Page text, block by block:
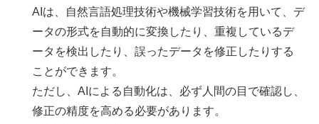
AIは、自然言語処理技術や機械学習技術を用いて、デ
ータの形式を自動的に変換したり、重複しているデ
ータを検出したり、誤ったデータを修正したりする
ことができます。
ただし、AIによる自動化は、必ず人間の目で確認し、
修正の精度を高める必要があります。